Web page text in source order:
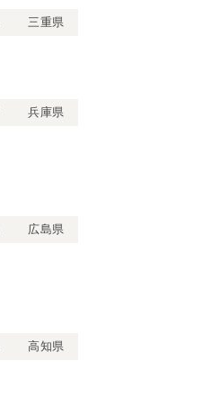
三重県
兵庫県
広島県
高知県